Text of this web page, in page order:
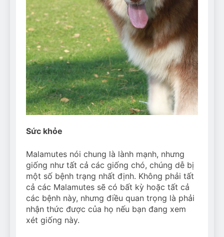
Sức khỏe
Malamutes nói chung là lành mạnh, nhưng
giống như tất cả các giống chó, chúng dễ bị
một số bệnh trạng nhất định. Không phải tất
cả các Malamutes sẽ có bất kỳ hoặc tất cả
các bệnh này, nhưng điều quan trọng là phải
nhận thức được của họ nếu bạn đang xem
xét giống này.